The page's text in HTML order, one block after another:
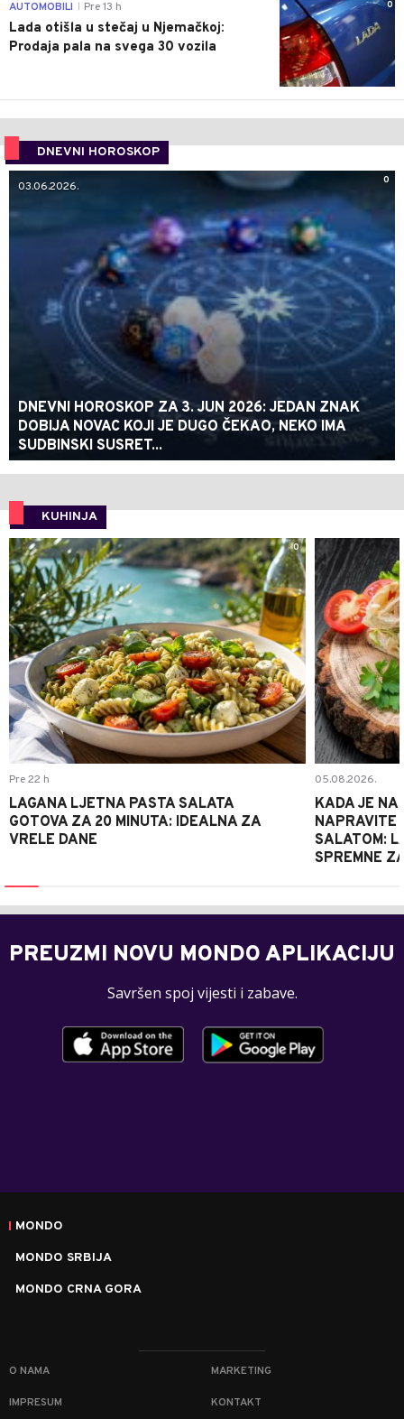
0
AUTOMOBILI Pre 13 h
Lada otišla u stečaj u Njemačkoj:
Prodaja pala na svega 30 vozila
DNEVNI HOROSKOP
0
03.06.2026.
DNEVNI HOROSKOP ZA 3. JUN 2026: JEDAN ZNAK
DOBIJA NOVAC KOJI JE DUGO ČEKAO, NEKO IMA
SUDBINSKI SUSRET...
KUHINJA
0
Pre 22 h
LAGANA LJETNA PASTA SALATA
GOTOVA ZA 20 MINUTA: IDEALNA ZA
VRELE DANE
05.08.2026.
KADA JE
NAPRAVITE
SALATOM:
SPREMNE
PREUZMI NOVU MONDO APLIKACIJU
Savršen spoj vijesti i zabave.
MONDO
MONDO SRBIJA
MONDO CRNA GORA
O NAMA MARKETING
IMPRESUM KONTAKT